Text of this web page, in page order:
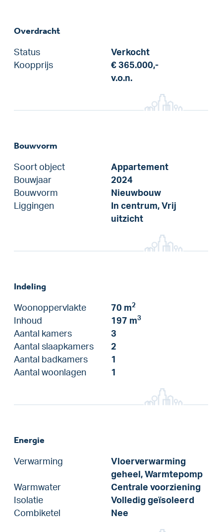
Overdracht
Status
Verkocht
Koopprijs
€ 365.000,-
v.o.n.
Bouwvorm
Soort object
Appartement
Bouwjaar
2024
Bouwvorm
Nieuwbouw
Liggingen
In centrum, Vrij
uitzicht
Indeling
Woonoppervlakte 70 m2
Inhoud 197 m3
Aantal kamers
3
Aantal slaapkamers
2
Aantal badkamers
1
Aantal woonlagen
1
Energie
Verwarming
Vloerverwarming
geheel, Warmtepomp
Warmwater
Centrale voorziening
Isolatie
Volledig geïsoleerd
Combiketel
Nee